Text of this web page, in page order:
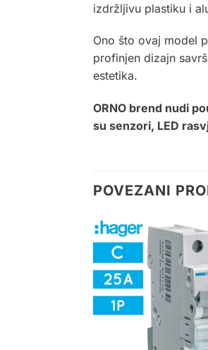
izdržljivu plastiku i
Ono što ovaj model
profinjen dizajn
estetika.
ORNO brend nudi
su senzori, LED
POVEZANI